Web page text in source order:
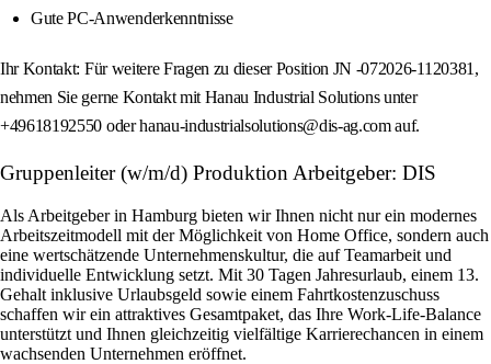
Gute PC-Anwenderkenntnisse
Ihr Kontakt: Für weitere Fragen zu dieser Position JN -072026-1120381,
nehmen Sie gerne Kontakt mit Hanau Industrial Solutions unter
+49618192550 oder hanau-industrialsolutions@dis-ag.com auf.
Gruppenleiter (w/m/d) Produktion Arbeitgeber: DIS
Als Arbeitgeber in Hamburg bieten wir Ihnen nicht nur ein modernes
Arbeitszeitmodell mit der Möglichkeit von Home Office, sondern auch
eine wertschätzende Unternehmenskultur, die auf Teamarbeit und
individuelle Entwicklung setzt. Mit 30 Tagen Jahresurlaub, einem 13.
Gehalt inklusive Urlaubsgeld sowie einem Fahrtkostenzuschuss
schaffen wir ein attraktives Gesamtpaket, das Ihre Work-Life-Balance
unterstützt und Ihnen gleichzeitig vielfältige Karrierechancen in einem
wachsenden Unternehmen eröffnet.